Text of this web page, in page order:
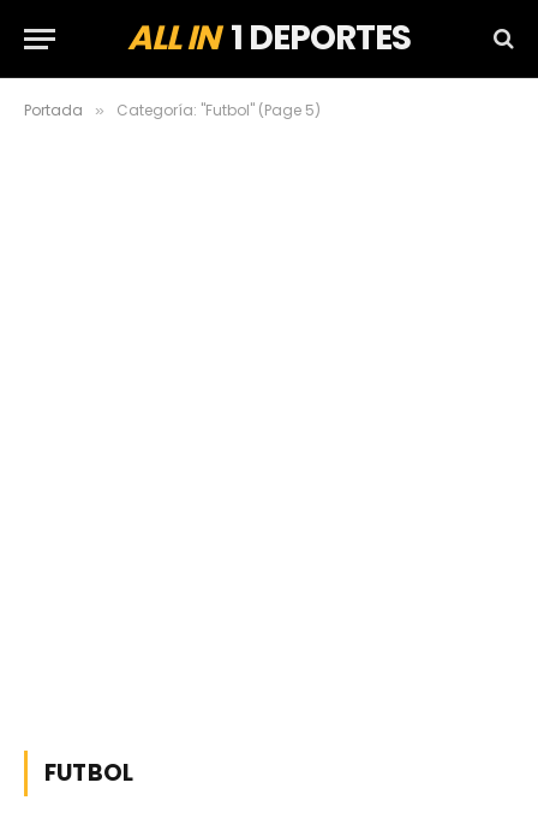
ALL IN1 DEPORTES
Portada » Categoría: "Futbol" (Page 5)
FUTBOL